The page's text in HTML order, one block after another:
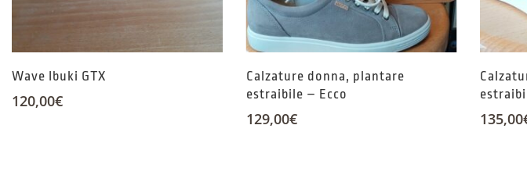
Wave Ibuki GTX
120,00€
Calzature donna, plantare
estraibile – Ecco
129,00€ 135,00